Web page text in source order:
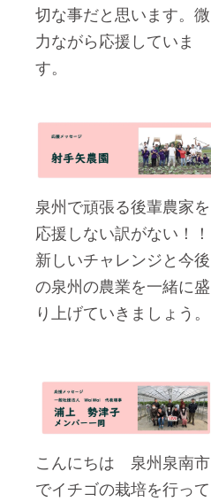
切な事だと思います。微
力ながら応援していま
す。
泉州で頑張る後輩農家を
応援しない訳がない！！
新しいチャレンジと今後
の泉州の農業を一緒に盛
り上げていきましょう。
こんにちは 泉州泉南市
でイチゴの栽培を行って